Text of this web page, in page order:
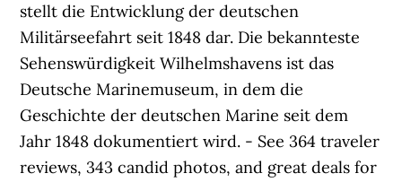
stellt die Entwicklung der deutschen
Militärseefahrt seit 1848 dar. Die bekannteste
Sehenswürdigkeit Wilhelmshavens ist das
Deutsche Marinemuseum, in dem die
Geschichte der deutschen Marine seit dem
Jahr 1848 dokumentiert wird. - See 364 traveler
reviews, 343 candid photos, and great deals for